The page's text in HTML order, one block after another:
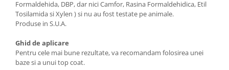
Formaldehida, DBP, dar nici Camfor, Rasina Formaldehidica, Etil
Tosilamida si Xylen ) si nu au fost testate pe animale.
Produse in S.U.A.
Ghid de aplicare
Pentru cele mai bune rezultate, va recomandam folosirea unei
baze si a unui top coat.